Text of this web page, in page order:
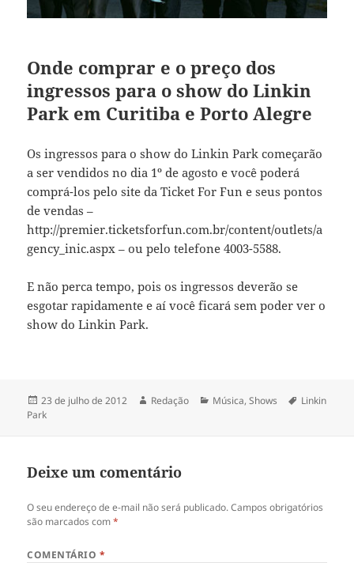
Onde comprar e o preço dos
ingressos para o show do Linkin
Park em Curitiba e Porto Alegre
Os ingressos para o show do Linkin Park começarão
a ser vendidos no dia 1º de agosto e você poderá
comprá-los pelo site da Ticket For Fun e seus pontos
de vendas –
http://premier.ticketsforfun.com.br/content/outlets/a
gency_inic.aspx – ou pelo telefone 4003-5588.
E não perca tempo, pois os ingressos deverão se
esgotar rapidamente e aí você ficará sem poder ver o
show do Linkin Park.
Publicado
em
23 de julho de 2012 Autor
Redação Categorias
Música,Shows Tags
Linkin
Park
Deixe um comentário
O seu endereço de e-mail não será publicado. Campos obrigatórios
são marcados com*
COMENTÁRIO *